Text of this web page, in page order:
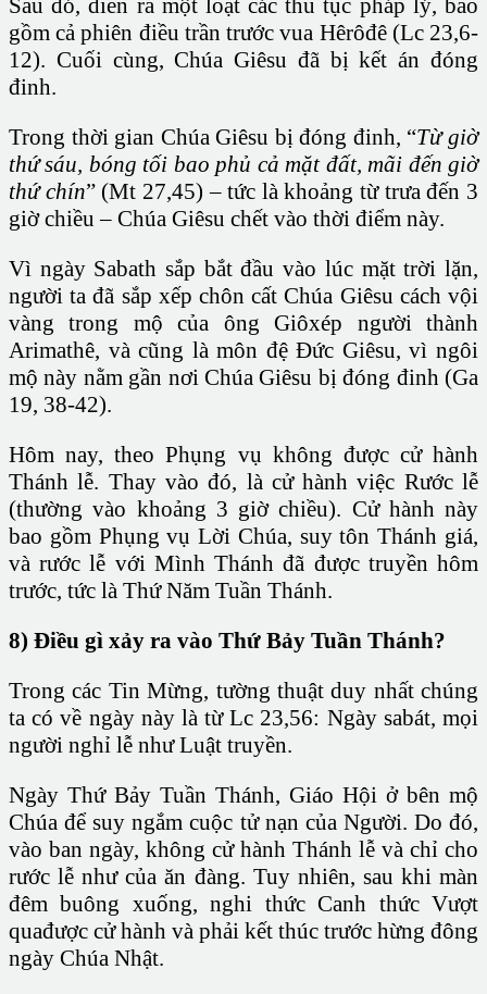
Sau đó, diễn ra một loạt các thủ tục pháp lý, bao
gồm cả phiên điều trần trước vua Hêrôđê (Lc 23,6-
12). Cuối cùng, Chúa Giêsu đã bị kết án đóng
đinh.
Trong thời gian Chúa Giêsu bị đóng đinh, “Từ giờ
thứ sáu, bóng tối bao phủ cả mặt đất, mãi đến giờ
thứ chín” (Mt 27,45) – tức là khoảng từ trưa đến 3
giờ chiều – Chúa Giêsu chết vào thời điểm này.
Vì ngày Sabath sắp bắt đầu vào lúc mặt trời lặn,
người ta đã sắp xếp chôn cất Chúa Giêsu cách vội
vàng trong mộ của ông Giôxép người thành
Arimathê, và cũng là môn đệ Ðức Giêsu, vì ngôi
mộ này nằm gần nơi Chúa Giêsu bị đóng đinh (Ga
19, 38-42).
Hôm nay, theo Phụng vụ không được cử hành
Thánh lễ. Thay vào đó, là cử hành việc Rước lễ
(thường vào khoảng 3 giờ chiều). Cử hành này
bao gồm Phụng vụ Lời Chúa, suy tôn Thánh giá,
và rước lễ với Mình Thánh đã được truyền hôm
trước, tức là Thứ Năm Tuần Thánh.
8) Điều gì xảy ra vào Thứ Bảy Tuần Thánh?
Trong các Tin Mừng, tường thuật duy nhất chúng
ta có về ngày này là từ Lc 23,56: Ngày sabát, mọi
người nghỉ lễ như Luật truyền.
Ngày Thứ Bảy Tuần Thánh, Giáo Hội ở bên mộ
Chúa để suy ngắm cuộc tử nạn của Người. Do đó,
vào ban ngày, không cử hành Thánh lễ và chỉ cho
rước lễ như của ăn đàng. Tuy nhiên, sau khi màn
đêm buông xuống, nghi thức Canh thức Vượt
quađược cử hành và phải kết thúc trước hừng đông
ngày Chúa Nhật.